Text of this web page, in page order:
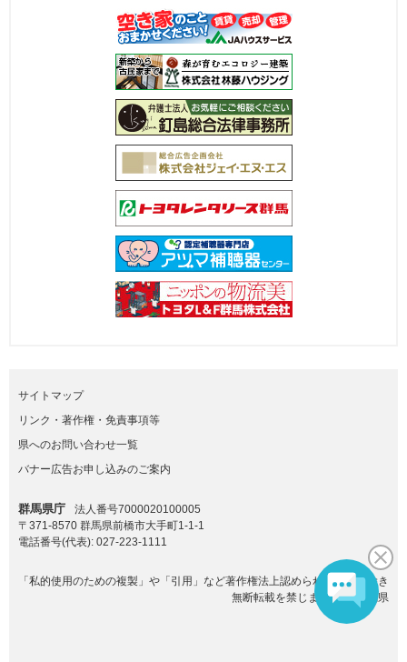
サイトマップ
リンク・著作権・免責事項等
県へのお問い合わせ一覧
バナー広告お申し込みのご案内
群馬県庁
法人番号7000020100005
〒371-8570 群馬県前橋市大手町1-1-1
電話番号(代表): 027-223-1111
「私的使用のための複製」や「引用」など著作権法上認められた場合を除き
無断転載を禁じます。(C)群馬県